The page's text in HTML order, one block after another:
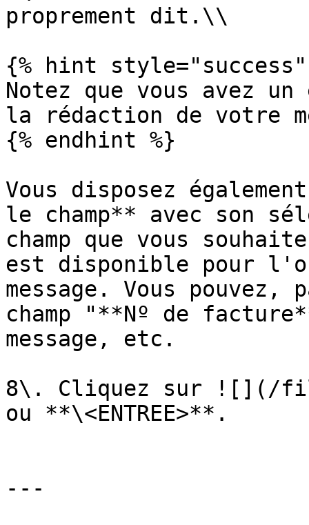
proprement dit.\\
{% hint style="success"
Notez que vous avez
la rédaction de votre
{% endhint %}
Vous disposez
le champ** avec son
champ que vous
est disponible pour
message. Vous
champ "**Nº de
message, etc.
8\. Cliquez sur ![](/files/
ou **\<ENTREE>**.
---